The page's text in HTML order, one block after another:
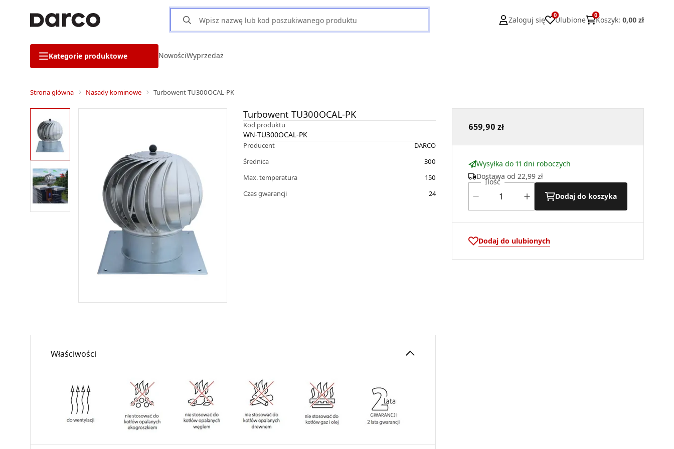
Zaloguj się
0
Ulubione
0
Koszyk: 0,00 zł
Kategorie produktowe NowościWyprzedaż
Strona główna Nasady kominowe Turbowent TU300OCAL-PK
Turbowent TU300OCAL-PK
Kod produktu
WN-TU300OCAL-PK
Producent
DARCO
Średnica
300
Max. temperatura
150
Czas gwarancji
24
659,90 zł
Wysyłka do 11 dni roboczych
Dostawa od 22,99 zł
Ilość
Dodaj do koszyka
Dodaj do ulubionych
Właściwości